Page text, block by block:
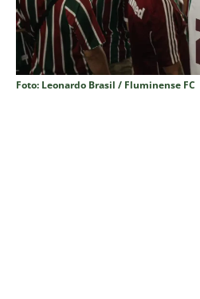
Foto: Leonardo Brasil / Fluminense FC